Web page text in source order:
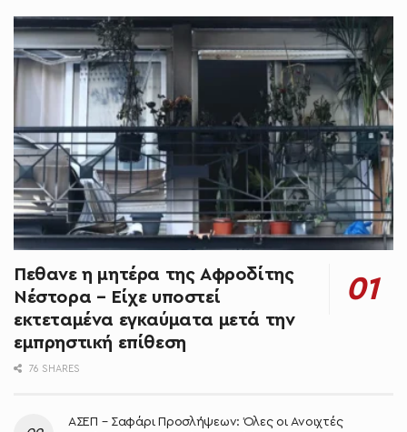
Πεθανε η μητέρα της Αφροδίτης
Νέστορα – Είχε υποστεί
εκτεταμένα εγκαύματα μετά την
εμπρηστική επίθεση
76 SHARES
ΑΣΕΠ – Σαφάρι Προσλήψεων: Όλες οι Ανοιχτές